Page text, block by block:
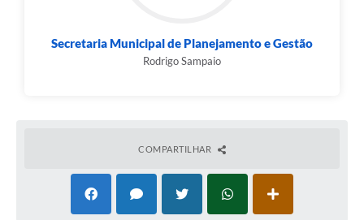
Secretaria Municipal de Planejamento e Gestão
Rodrigo Sampaio
COMPARTILHAR